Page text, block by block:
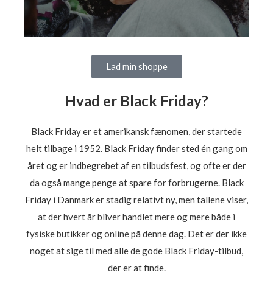
Lad min shoppe
Hvad er Black Friday?
Black Friday er et amerikansk fænomen, der startede
helt tilbage i 1952. Black Friday finder sted én gang om
året og er indbegrebet af en tilbudsfest, og ofte er der
da også mange penge at spare for forbrugerne. Black
Friday i Danmark er stadig relativt ny, men tallene viser,
at der hvert år bliver handlet mere og mere både i
fysiske butikker og online på denne dag. Det er der ikke
noget at sige til med alle de gode Black Friday-tilbud,
der er at finde.